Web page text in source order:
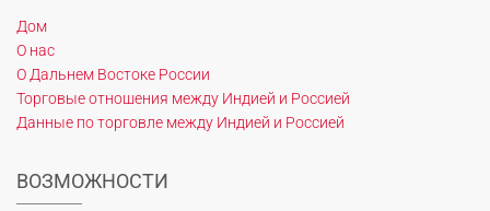
Дом
О нас
О Дальнем Востоке России
Торговые отношения между Индией и Россией
Данные по торговле между Индией и Россией
ВОЗМОЖНОСТИ